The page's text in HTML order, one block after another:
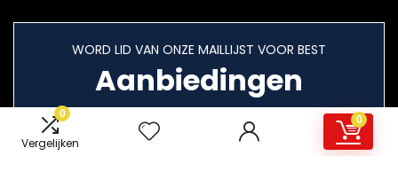
0
Vergelijken
0
WORD LID VAN ONZE MAILLIJST VOOR BEST
Aanbiedingen